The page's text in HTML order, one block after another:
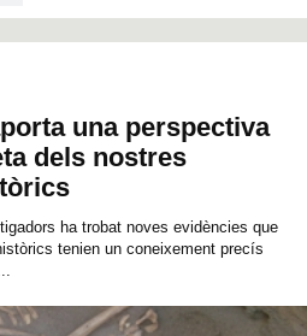
una perspectiva
dels nostres
ha trobat noves evidències que
tenien un coneixement precís